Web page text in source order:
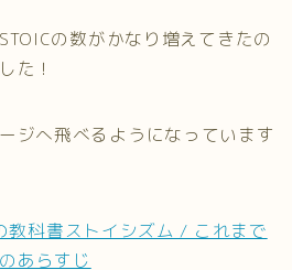
の数がかなり増えてきたの
た！
ジへ飛べるようになっています
教科書ストイシズム / これまで
のあらすじ